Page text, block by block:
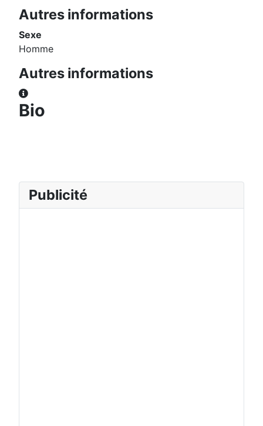
Autres informations
Sexe
Homme
Autres informations
Autres informations
Bio
Publicité